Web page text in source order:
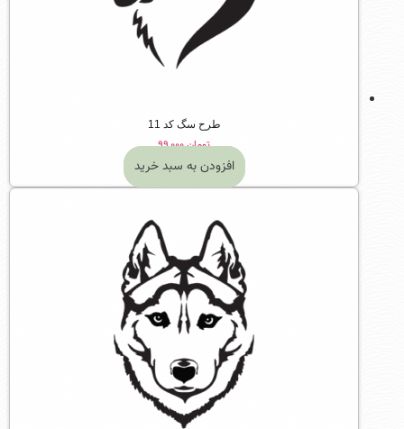
طرح سگ کد 11
تومان۹۹,۰۰۰
افزودن به سبد خرید